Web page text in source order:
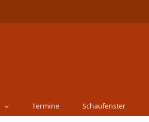
Termine Schaufenster